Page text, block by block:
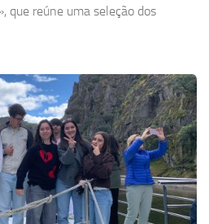
que reúne uma seleção dos